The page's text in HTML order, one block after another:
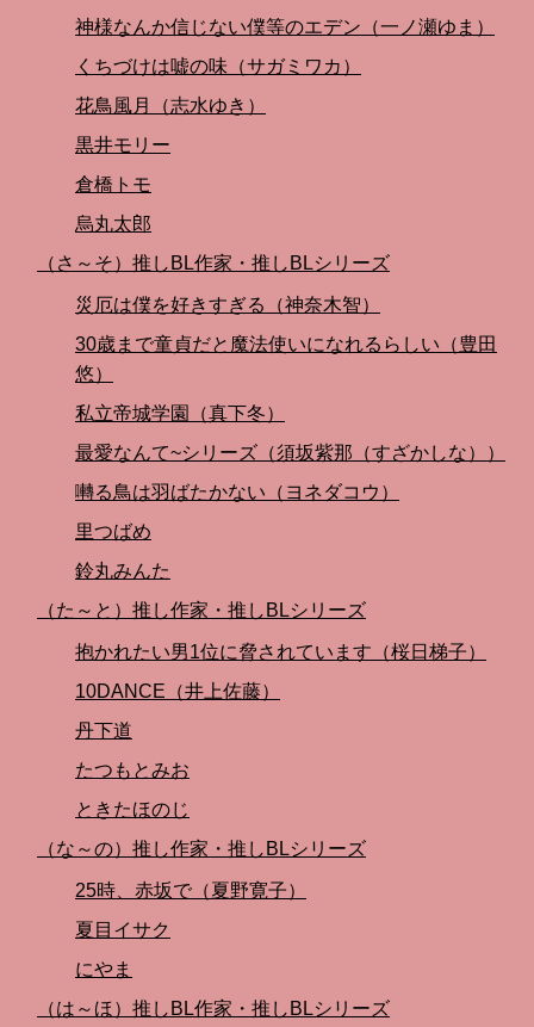
神様なんか信じない僕等のエデン（一ノ瀬ゆま）
くちづけは嘘の味（サガミワカ）
花鳥風月（志水ゆき）
黒井モリー
倉橋トモ
烏丸太郎
（さ～そ）推しBL作家・推しBLシリーズ
災厄は僕を好きすぎる（神奈木智）
30歳まで童貞だと魔法使いになれるらしい（豊田
悠）
私立帝城学園（真下冬）
最愛なんて~シリーズ（須坂紫那（すざかしな））
囀る鳥は羽ばたかない（ヨネダコウ）
里つばめ
鈴丸みんた
（た～と）推し作家・推しBLシリーズ
抱かれたい男1位に脅されています（桜日梯子）
10DANCE（井上佐藤）
丹下道
たつもとみお
ときたほのじ
（な～の）推し作家・推しBLシリーズ
25時、赤坂で（夏野寛子）
夏目イサク
にやま
（は～ほ）推しBL作家・推しBLシリーズ